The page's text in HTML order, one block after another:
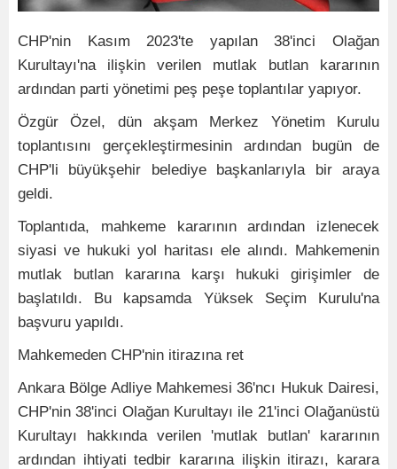
CHP'nin Kasım 2023'te yapılan 38'inci Olağan
Kurultayı'na ilişkin verilen mutlak butlan kararının
ardından parti yönetimi peş peşe toplantılar yapıyor.
Özgür Özel, dün akşam Merkez Yönetim Kurulu
toplantısını gerçekleştirmesinin ardından bugün de
CHP'li büyükşehir belediye başkanlarıyla bir araya
geldi.
Toplantıda, mahkeme kararının ardından izlenecek
siyasi ve hukuki yol haritası ele alındı. Mahkemenin
mutlak butlan kararına karşı hukuki girişimler de
başlatıldı. Bu kapsamda Yüksek Seçim Kurulu'na
başvuru yapıldı.
Mahkemeden CHP'nin itirazına ret
Ankara Bölge Adliye Mahkemesi 36'ncı Hukuk Dairesi,
CHP'nin 38'inci Olağan Kurultayı ile 21'inci Olağanüstü
Kurultayı hakkında verilen 'mutlak butlan' kararının
ardından ihtiyati tedbir kararına ilişkin itirazı, karara